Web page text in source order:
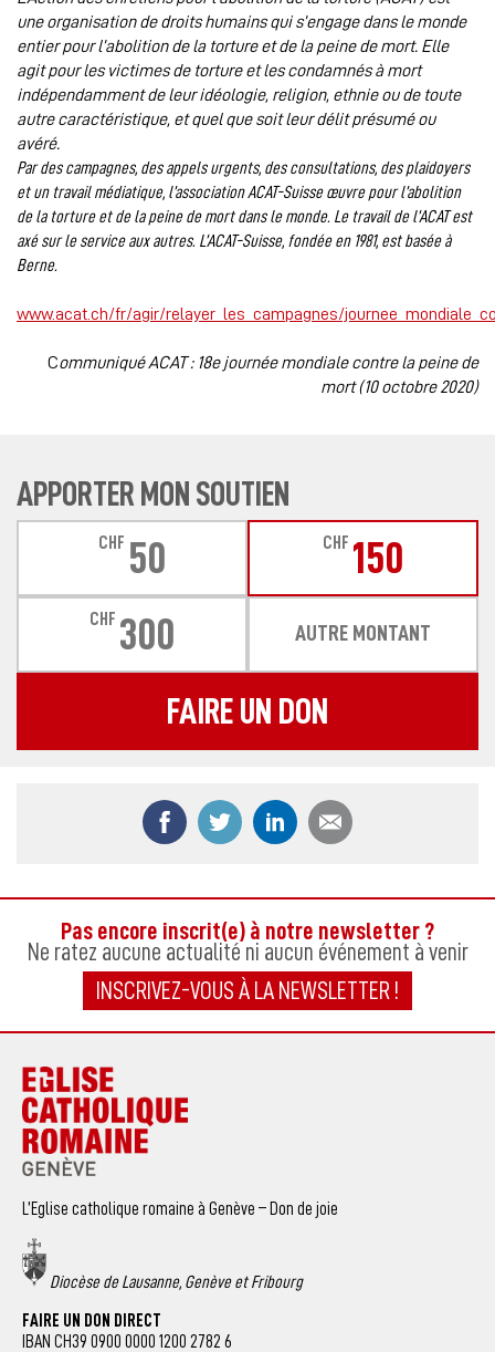
une organisation de droits humains qui s’engage dans le monde
entier pour l’abolition de la torture et de la peine de mort. Elle
agit pour les victimes de torture et les condamnés à mort
indépendamment de leur idéologie, religion, ethnie ou de toute
autre caractéristique, et quel que soit leur délit présumé ou
avéré.
Par des campagnes, des appels urgents, des consultations, des plaidoyers
et un travail médiatique, l’association ACAT-Suisse œuvre pour l’abolition
de la torture et de la peine de mort dans le monde. Le travail de l’ACAT est
axé sur le service aux autres. L’ACAT-Suisse, fondée en 1981, est basée à
Berne.
www.acat.ch/fr/agir/relayer_les_campagnes/
Communiqué ACAT : 18e journée mondiale contre la peine de
mort (10 octobre 2020)
APPORTER MON SOUTIEN
CHF 50 CHF 150
CHF 300 AUTRE MONTANT
FAIRE UN DON
Partager ce contenu sur Facebook
Partager ce contenu sur Twitter
Partager ce contenu
Pas encore inscrit(e) à notre newsletter ?
Ne ratez aucune actualité ni aucun événement à venir
INSCRIVEZ-VOUS À LA NEWSLETTER !
L’Eglise catholique romaine à Genève – Don de joie
Diocèse de Lausanne, Genève et Fribourg
FAIRE UN DON DIRECT
IBAN CH39 0900 0000 1200 2782 6